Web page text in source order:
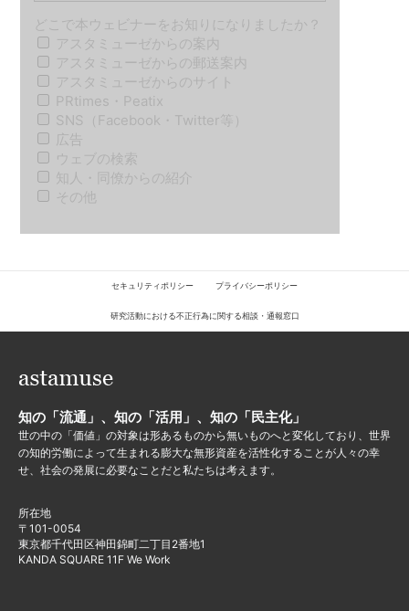
どこで本ウェビナーをお知りになりましたか？
アスタミューゼからの案内
アスタミューゼからの郵送案内
アスタミューゼからのサイト
PRtimes・Peatix
SNS（Facebook・Twitter等）
広告
ウェブの検索
知人・同僚からの紹介
その他
セキュリティポリシー プライバシーポリシー
研究活動における不正行為に関する相談・通報窓口
知の「流通」、知の「活用」、知の「民主化」
世の中の「価値」の対象は形あるものから無いものへと変化しており、世界
の知的労働によって生まれる膨大な無形資産を活性化することが人々の幸
せ、社会の発展に必要なことだと私たちは考えます。
所在地
〒101-0054
東京都千代田区神田錦町二丁目2番地1
KANDA SQUARE 11F We Work